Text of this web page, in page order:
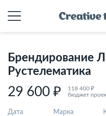
Брендирование
Рустелематика
29 600 ₽
118 400 ₽
бюджет
Дата
Марка